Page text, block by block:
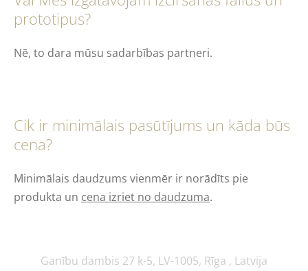
prototipus?
Nē, to dara mūsu sadarbības partneri.
Cik ir minimālais pasūtījums un kāda būs
cena?
Minimālais daudzums vienmēr ir norādīts pie
produkta un cena izriet no daudzuma.
Ganību dambis 27 k-5, LV-1005, Rīga , Latvija